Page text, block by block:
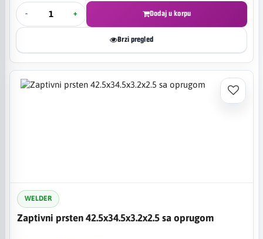
- + Dodaj u korpu
Brzi pregled
WELDER
Zaptivni prsten 42.5x34.5x3.2x2.5 sa oprugom